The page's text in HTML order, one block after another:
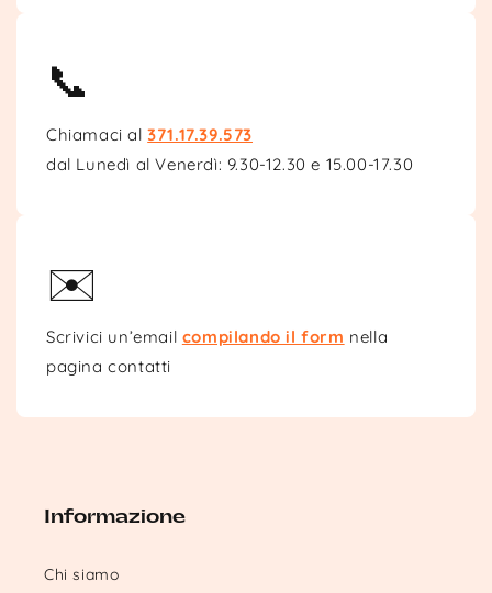
📞
Chiamaci al371.17.39.573
dal Lunedì al Venerdì: 9.30-12.30 e 15.00-17.30
✉️
Scrivici un’email compilando il form nella
pagina contatti
Informazione
Chi siamo